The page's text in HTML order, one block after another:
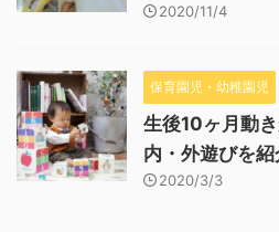
2020/11/4
保育園児・幼稚園児
生後10ヶ月動
内・外遊びを紹
2020/3/3